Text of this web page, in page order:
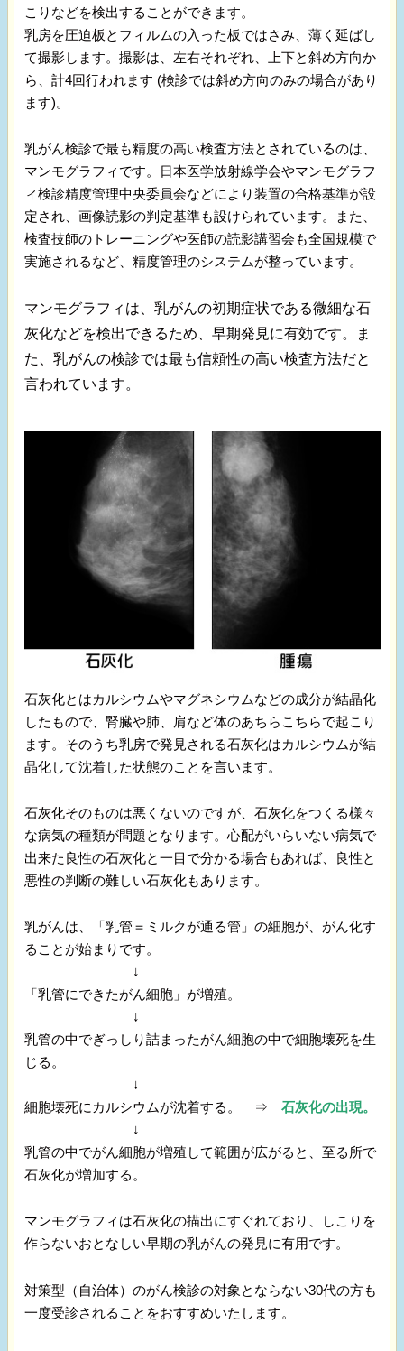
こりなどを検出することができます。
乳房を圧迫板とフィルムの入った板ではさみ、薄く延ばし
て撮影します。撮影は、左右それぞれ、上下と斜め方向か
ら、計4回行われます (検診では斜め方向のみの場合があり
ます)。
乳がん検診で最も精度の高い検査方法とされているのは、
マンモグラフィです。日本医学放射線学会やマンモグラフ
ィ検診精度管理中央委員会などにより装置の合格基準が設
定され、画像読影の判定基準も設けられています。また、
検査技師のトレーニングや医師の読影講習会も全国規模で
実施されるなど、精度管理のシステムが整っています。
マンモグラフィは、乳がんの初期症状である微細な石
灰化などを検出できるため、早期発見に有効です。ま
た、乳がんの検診では最も信頼性の高い検査方法だと
言われています。
石灰化とはカルシウムやマグネシウムなどの成分が結晶化
したもので、腎臓や肺、肩など体のあちらこちらで起こり
ます。そのうち乳房で発見される石灰化はカルシウムが結
晶化して沈着した状態のことを言います。
石灰化そのものは悪くないのですが、石灰化をつくる様々
な病気の種類が問題となります。心配がいらいない病気で
出来た良性の石灰化と一目で分かる場合もあれば、良性と
悪性の判断の難しい石灰化もあります。
乳がんは、「乳管＝ミルクが通る管」の細胞が、がん化す
ることが始まりです。
↓
「乳管にできたがん細胞」が増殖。
↓
乳管の中でぎっしり詰まったがん細胞の中で細胞壊死を生
じる。
↓
細胞壊死にカルシウムが沈着する。
⇒ 石灰化の出現。
↓
乳管の中でがん細胞が増殖して範囲が広がると、至る所で
石灰化が増加する。
マンモグラフィは石灰化の描出にすぐれており、しこりを
作らないおとなしい早期の乳がんの発見に有用です。
対策型（自治体）のがん検診の対象とならない30代の方も
一度受診されることをおすすめいたします。